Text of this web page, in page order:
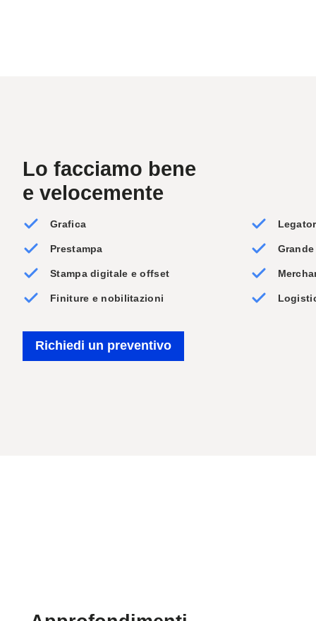
Lo facciamo bene
e velocemente
Grafica
Prestampa
Stampa digitale e offset
Finiture e nobilitazioni
Richiedi un preventivo